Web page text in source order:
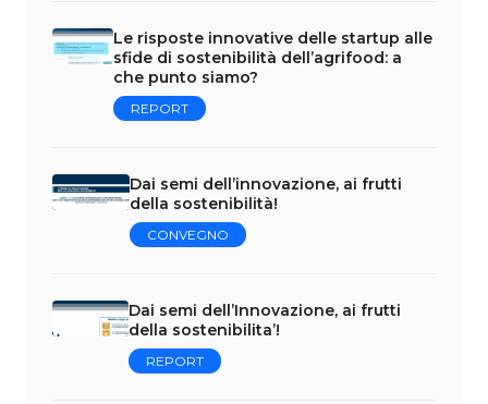
Le risposte innovative delle startup alle
sfide di sostenibilità dell’agrifood: a
che punto siamo?
REPORT
Dai semi dell’innovazione, ai frutti
della sostenibilità!
CONVEGNO
Dai semi dell’Innovazione, ai frutti
della sostenibilita’!
REPORT